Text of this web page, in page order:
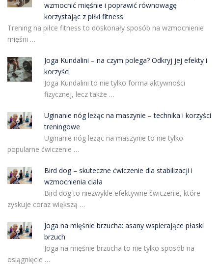
wzmocnić mięśnie i poprawić równowagę
korzystając z piłki fitness
Trening na piłce fitness to doskonały sposób na wzmocnienie
mięśni …
Joga Kundalini – na czym polega? Odkryj jej efekty i
korzyści
Joga Kundalini to nie tylko forma aktywności
fizycznej, lecz także …
Uginanie nóg leżąc na maszynie – technika i korzyści
treningowe
Uginanie nóg leżąc na maszynie to nie tylko
popularne ćwiczenie …
Bird dog – skuteczne ćwiczenie dla stabilizacji i
wzmocnienia ciała
Bird dog to niezwykle efektywne ćwiczenie, które
zyskuje coraz większą …
Joga na mięśnie brzucha: asany wspierające płaski
brzuch
Joga na mięśnie brzucha to nie tylko sposób na
osiągnięcie …